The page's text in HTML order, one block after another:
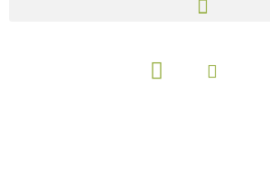
Panier